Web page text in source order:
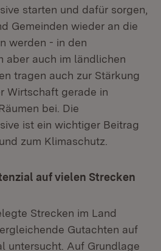
starten und dafür sorgen,
Gemeinden wieder an die
werden - in den
aber auch im ländlichen
tragen auch zur Stärkung
Wirtschaft gerade in
bei. Die
ist ein wichtiger Beitrag
zum Klimaschutz.
auf vielen Strecken
Strecken im Land
Gutachten auf
untersucht. Auf Grundlage